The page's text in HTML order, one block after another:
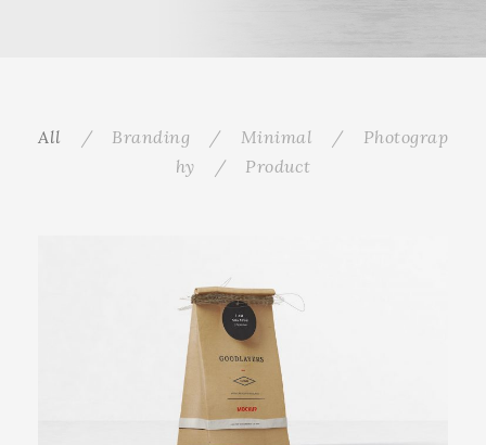
All / Branding / Minimal /
Photograp
hy
/ Product
Bakery Packaging